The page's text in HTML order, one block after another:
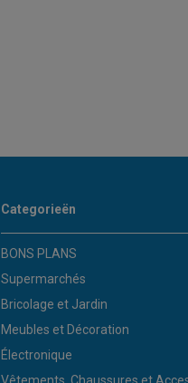
Categorieën
BONS PLANS
Supermarchés
Bricolage et Jardin
Meubles et Décoration
Électronique